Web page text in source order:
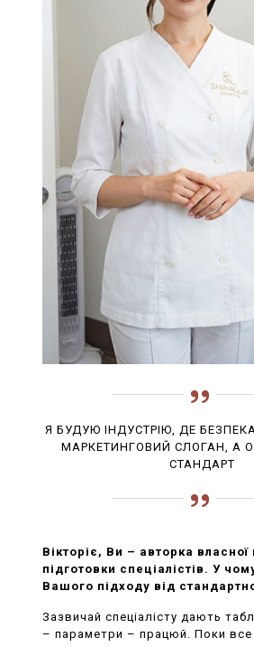
Я БУДУЮ ІНДУСТРІЮ, ДЕ
МАРКЕТИНГОВИЙ СЛОГАН, А
СТАНДАРТ
Вікторіє, Ви – авторка власної
підготовки спеціалістів. У
Вашого підходу від
Зазвичай спеціалісту дають
– параметри – працюй. Поки